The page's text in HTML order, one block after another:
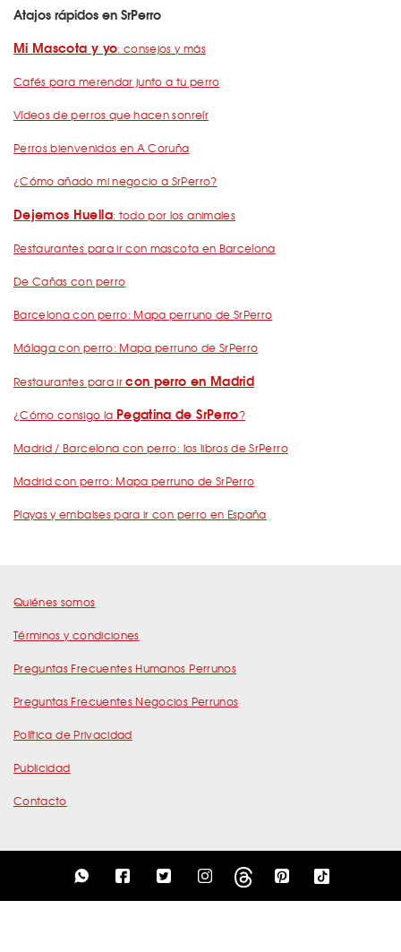
Atajos rápidos en SrPerro
Mi Mascota y yo: consejos y más
Cafés para merendar junto a tu perro
Vídeos de perros que hacen sonreír
Perros bienvenidos en A Coruña
¿Cómo añado mi negocio a SrPerro?
Dejemos Huella: todo por los animales
Restaurantes para ir con mascota en Barcelona
De Cañas con perro
Barcelona con perro: Mapa perruno de SrPerro
Málaga con perro: Mapa perruno de SrPerro
Restaurantes para ircon perro en Madrid
¿Cómo consigo la Pegatina de SrPerro?
Madrid / Barcelona con perro: los libros de SrPerro
Madrid con perro: Mapa perruno de SrPerro
Playas y embalses para ir con perro en España
Quiénes somos
Términos y condiciones
Preguntas Frecuentes Humanos Perrunos
Preguntas Frecuentes Negocios Perrunos
Política de Privacidad
Publicidad
Contacto